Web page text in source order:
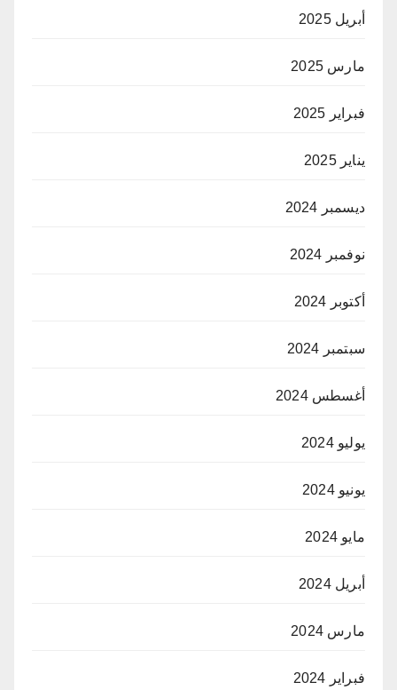
أبريل 2025
مارس 2025
فبراير 2025
يناير 2025
ديسمبر 2024
نوفمبر 2024
أكتوبر 2024
سبتمبر 2024
أغسطس 2024
يوليو 2024
يونيو 2024
مايو 2024
أبريل 2024
مارس 2024
فبراير 2024